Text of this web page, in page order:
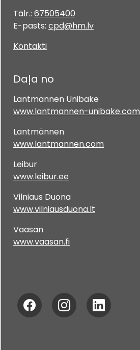
Tālr.: 67505400
E-pasts: cpd@hm.lv
Kontakti
Daļa no
Lantmännen Unibake
www.lantmannen-unibake.com
Lantmännen
www.lantmannen.com
Leibur
www.leibur.ee
Vilniaus Duona
www.vilniausduona.lt
Vaasan
www.vaasan.fi